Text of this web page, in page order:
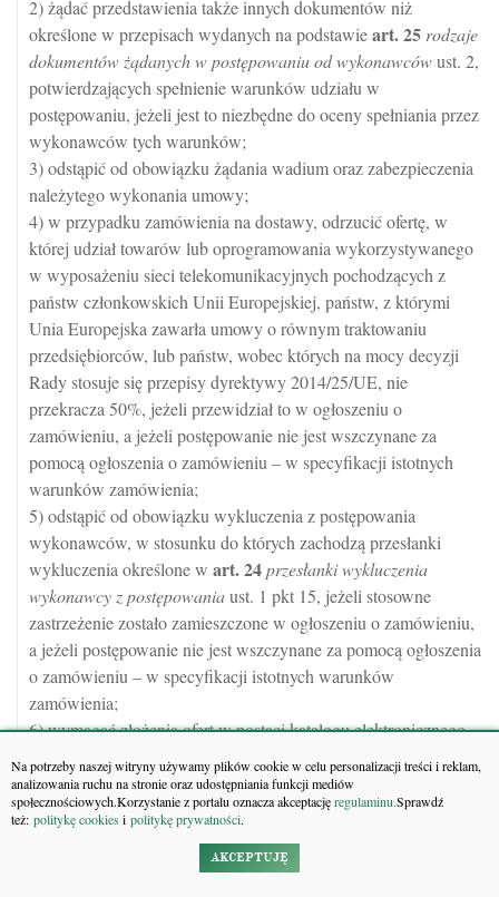
Na potrzeby naszej witryny używamy plików cookie w celu personalizacji treści i reklam,
analizowania ruchu na stronie oraz udostępniania funkcji mediów
społecznościowych.Korzystanie z portalu oznacza akceptacjęregulaminu.Sprawdź
też: politykę cookiesi politykę prywatności.
AKCEPTUJĘ
2) żądać przedstawienia także innych dokumentów niż
określone w przepisach wydanych na podstawieart.25 rodzaje
dokumentów żądanych w postępowaniu od wykonawcówust. 2,
potwierdzających spełnienie warunków udziału w
postępowaniu, jeżeli jest to niezbędne do oceny spełniania przez
wykonawców tych warunków;
3) odstąpić od obowiązku żądania wadium oraz zabezpieczenia
należytego wykonania umowy;
4) w przypadku zamówienia na dostawy, odrzucić ofertę, w
której udział towarów lub oprogramowania wykorzystywanego
w wyposażeniu sieci telekomunikacyjnych pochodzących z
państw członkowskich Unii Europejskiej, państw, z którymi
Unia Europejska zawarła umowy o równym traktowaniu
przedsiębiorców, lub państw, wobec których na mocy decyzji
Rady stosuje się przepisy dyrektywy 2014/25/UE, nie
przekracza 50%, jeżeli przewidział to w ogłoszeniu o
zamówieniu, a jeżeli postępowanie nie jest wszczynane za
pomocą ogłoszenia o zamówieniu – w specyfikacji istotnych
warunków zamówienia;
5) odstąpić od obowiązku wykluczenia z postępowania
wykonawców, w stosunku do których zachodzą przesłanki
wykluczenia określone w art.24przesłanki wykluczenia
wykonawcy z postępowaniaust. 1 pkt 15, jeżeli stosowne
zastrzeżenie zostało zamieszczone w ogłoszeniu o zamówieniu,
a jeżeli postępowanie nie jest wszczynane za pomocą ogłoszenia
o zamówieniu – w specyfikacji istotnych warunków
zamówienia;
6) wymagać złożenia ofert w postaci katalogu elektronicznego
lub dołączenia katalogu elektronicznego do oferty albo dopuścić
taką możliwość.
1a. Zamawiający nie może żądać od wykonawców testów lub
wcześniej przedstawił dowody na ich potwierdzenie.